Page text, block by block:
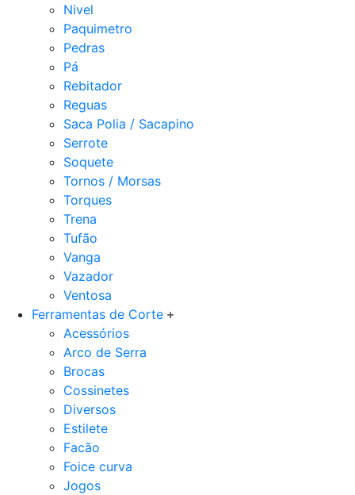
Nivel
Paquimetro
Pedras
Pá
Rebitador
Reguas
Saca Polia / Sacapino
Serrote
Soquete
Tornos / Morsas
Torques
Trena
Tufão
Vanga
Vazador
Ventosa
Ferramentas de Corte
Acessórios
Arco de Serra
Brocas
Cossinetes
Diversos
Estilete
Facão
Foice curva
Jogos